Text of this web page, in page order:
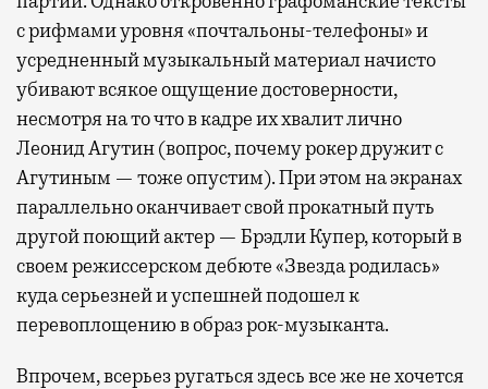
с рифмами уровня «почтальоны-телефоны» и
усредненный музыкальный материал начисто
убивают всякое ощущение достоверности,
несмотря на то что в кадре их хвалит лично
Леонид Агутин (вопрос, почему рокер дружит с
Агутиным — тоже опустим). При этом на экранах
параллельно оканчивает свой прокатный путь
другой поющий актер — Брэдли Купер, который в
своем режиссерском дебюте «Звезда родилась»
куда серьезней и успешней подошел к
перевоплощению в образ рок-музыканта.
Впрочем, всерьез ругаться здесь все же не хочется